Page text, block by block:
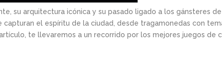
su arquitectura icónica y su pasado ligado a los gánsteres
el espíritu de la ciudad, desde tragamonedas con
te llevaremos a un recorrido por los mejores juegos de